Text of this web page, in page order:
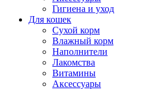
Гигиена и уход
Для кошек
Сухой корм
Влажный корм
Наполнители
Лакомства
Витамины
Аксессуары